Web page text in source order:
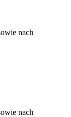
nach
nach